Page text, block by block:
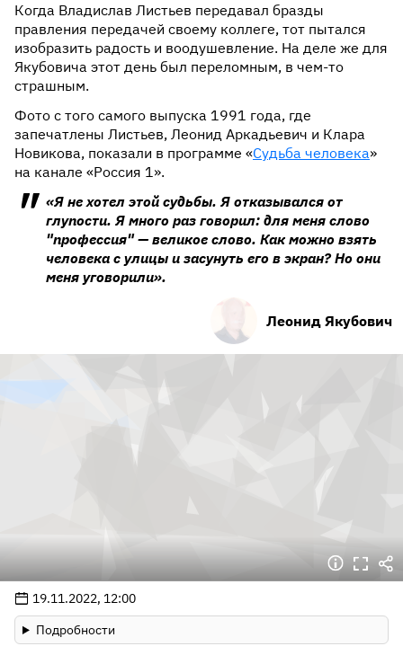
Когда Владислав Листьев передавал бразды
правления передачей своему коллеге, тот пытался
изобразить радость и воодушевление. На деле же для
Якубовича этот день был переломным, в чем-то
страшным.
Фото с того самого выпуска 1991 года, где
запечатлены Листьев, Леонид Аркадьевич и Клара
Новикова, показали в программе «Судьба человека»
на канале «Россия 1».
«Я не хотел этой судьбы. Я отказывался от
глупости. Я много раз говорил: для меня слово
"профессия" — великое слово. Как можно взять
человека с улицы и засунуть его в экран? Но они
меня уговорили».
Леонид Якубович
19.11.2022, 12:00
Подробности